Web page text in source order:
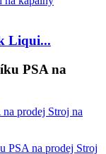
Liqui...
PSA na